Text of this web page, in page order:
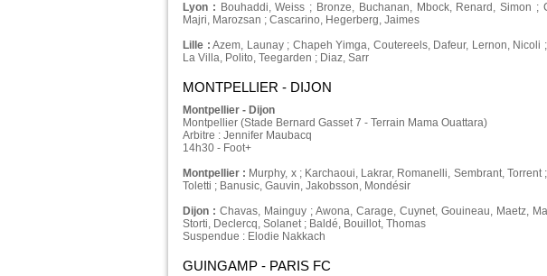
Lyon : Bouhaddi, Weiss ; Bronze, Buchanan, Mbock, Renard, Simon ;
Majri, Marozsan ; Cascarino, Hegerberg, Jaimes
Lille : Azem, Launay ; Chapeh Yimga, Coutereels, Dafeur, Lernon,
La Villa, Polito, Teegarden ; Diaz, Sarr
MONTPELLIER - DIJON
Montpellier - Dijon
Montpellier (Stade Bernard Gasset 7 - Terrain Mama Ouattara)
Arbitre : Jennifer Maubacq
14h30 - Foot+
Montpellier : Murphy, x ; Karchaoui, Lakrar, Romanelli, Sembrant,
Toletti ; Banusic, Gauvin, Jakobsson, Mondésir
Dijon : Chavas, Mainguy ; Awona, Carage, Cuynet, Gouineau, Maetz,
Storti, Declercq, Solanet ; Baldé, Bouillot, Thomas
Suspendue : Elodie Nakkach
GUINGAMP - PARIS FC